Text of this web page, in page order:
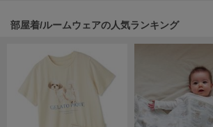
へノン
ハンター
HOKA ONEONE
ホカ オネオネ
部屋着/ルームウェアの人気ランキング